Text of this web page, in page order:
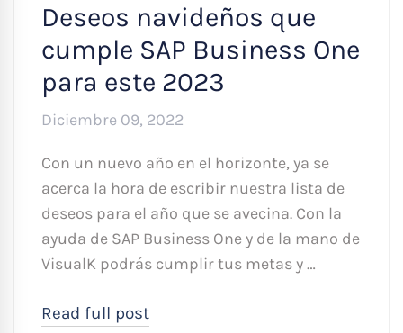
Deseos navideños que
cumple SAP Business One
para este 2023
Diciembre 09, 2022
Con un nuevo año en el horizonte, ya se
acerca la hora de escribir nuestra lista de
deseos para el año que se avecina. Con la
ayuda de SAP Business One y de la mano de
VisualK podrás cumplir tus metas y …
Read full post